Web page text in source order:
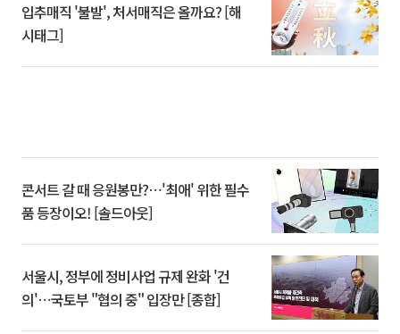
입추매직 '불발', 처서매직은 올까요? [해
시태그]
콘서트 갈 때 응원봉만?⋯'최애' 위한 필수
품 등장이오! [솔드아웃]
서울시, 정부에 정비사업 규제 완화 '건
의'⋯국토부 "협의 중" 입장만 [종합]